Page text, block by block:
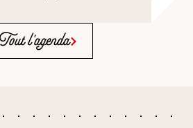
Tout l'agenda